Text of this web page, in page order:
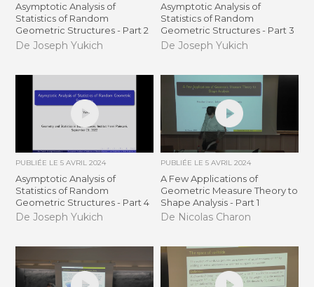
Asymptotic Analysis of
Statistics of Random
Geometric Structures - Part 2
De Joseph Yukich
Asymptotic Analysis of
Statistics of Random
Geometric Structures - Part 3
De Joseph Yukich
PUBLIÉE LE5 AVRIL 2024
Asymptotic Analysis of
Statistics of Random
Geometric Structures - Part 4
De Joseph Yukich
PUBLIÉE LE 5 AVRIL 2024
A Few Applications of
Geometric Measure Theory to
Shape Analysis - Part 1
De Nicolas Charon